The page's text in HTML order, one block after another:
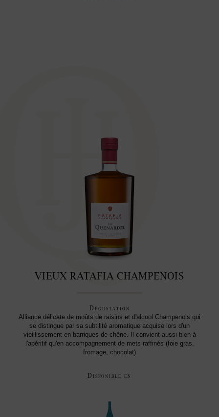
VIEUX RATAFIA CHAMPENOIS
Dégustation
Alliance délicate de moûts de raisins et d'alcool Champenois qui
se distingue par sa subtilité aromatique acquise lors d'un
vieillissement en barriques de chêne. Il convient aussi bien à
l'apéritif qu'en accompagnement de mets raffinés (foie gras,
fromage, chocolat)
Disponible en